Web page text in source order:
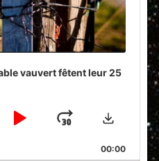
vauvert fêtent leur 25
PLAYJUMP
FORWARD
Download
00:00